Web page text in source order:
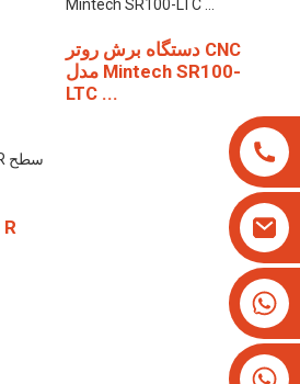
دستگاه برش روتر CNC
مدل Mintech SR100-
LTC ...